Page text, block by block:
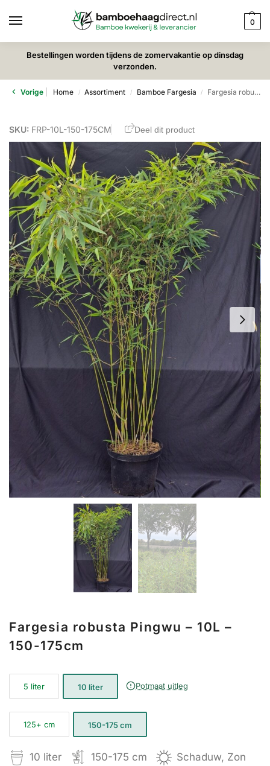
0
Bestellingen worden tijdens de zomervakantie op dinsdag
verzonden.
Vorige Home / Assortiment / Bamboe Fargesia / Fargesia robusta Pingwu – 10L – 150-175cm
SKU: FRP-10L-150-175CM Deel dit product
Fargesia robusta Pingwu – 10L –
150-175cm
5 liter 10 liter Potmaat uitleg
125+ cm 150-175 cm
10 liter 150-175 cm Schaduw, Zon